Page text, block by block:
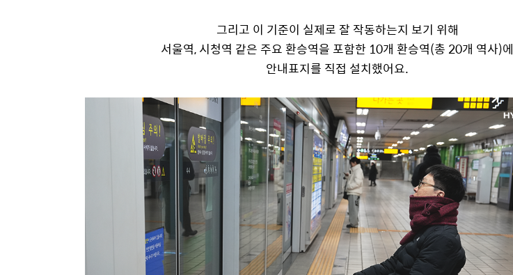
그리고 이 기준이 실제로 잘 작동하는지 보기 위해
서울역, 시청역 같은 주요 환승역을 포함한 10개 환승역(총 20개 역사)에
안내표지를 직접 설치했어요.